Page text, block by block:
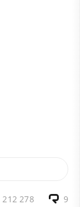
9
212 278